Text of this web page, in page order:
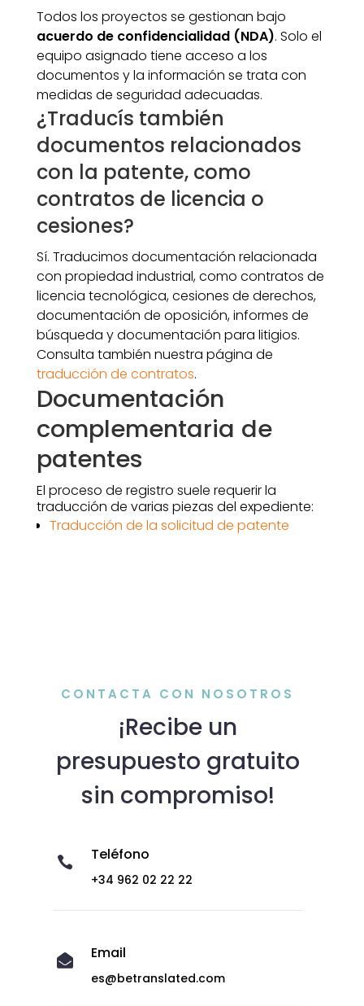
Todos los proyectos se gestionan bajo
acuerdo de confidencialidad (NDA). Solo el
equipo asignado tiene acceso a los
documentos y la información se trata con
medidas de seguridad adecuadas.
¿Traducís también
documentos relacionados
con la patente, como
contratos de licencia o
cesiones?
Sí. Traducimos documentación relacionada
con propiedad industrial, como contratos de
licencia tecnológica, cesiones de derechos,
documentación de oposición, informes de
búsqueda y documentación para litigios.
Consulta también nuestra página de
traducción de contratos.
Documentación
complementaria de
patentes
El proceso de registro suele requerir la
traducción de varias piezas del expediente:
Traducción de la solicitud de patente
CONTACTA CON NOSOTROS
¡Recibe un
presupuesto gratuito
sin compromiso!
 Teléfono
+34 962 02 22 22
 Email
es@betranslated.com